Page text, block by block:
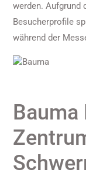
werden. Aufgrund
Besucherprofile
während der